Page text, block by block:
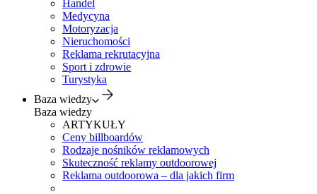
Handel
Medycyna
Motoryzacja
Nieruchomości
Reklama rekrutacyjna
Sport i zdrowie
Turystyka
Baza wiedzy
Baza wiedzy
ARTYKUŁY
Ceny billboardów
Rodzaje nośników reklamowych
Skuteczność reklamy outdoorowej
Reklama outdoorowa – dla jakich firm